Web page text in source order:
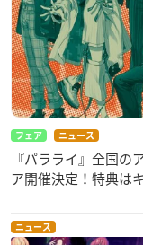
フェア ニュース
『パラライ』全国の
ア開催決定！特典は
ニュース